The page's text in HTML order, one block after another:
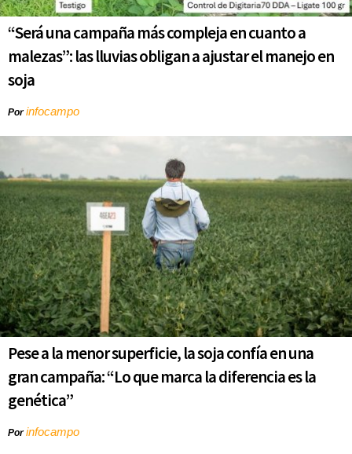
“Será una campaña más compleja en cuanto a
malezas”: las lluvias obligan a ajustar el manejo en
soja
Porinfocampo
Pese a la menor superficie, la soja confía en una
gran campaña: “Lo que marca la diferencia es la
genética”
Porinfocampo